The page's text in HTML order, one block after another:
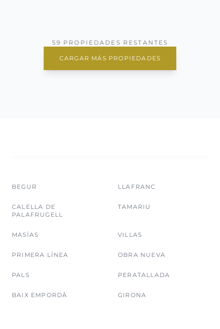
59 PROPIEDADES RESTANTES
CARGAR MÁS PROPIEDADES
BEGUR LLAFRANC
CALELLA DE
PALAFRUGELL
TAMARIU
MASÍAS VILLAS
PRIMERA LÍNEA OBRA NUEVA
PALS PERATALLADA
BAIX EMPORDÀ GIRONA